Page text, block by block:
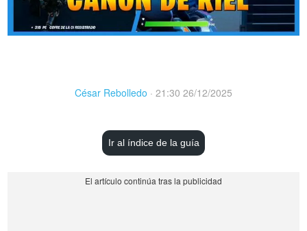
César Rebolledo · 21:30 26/12/2025
Ir al índice de la guía